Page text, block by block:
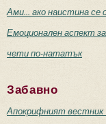
Ами... ако наистина се
Емоционален аспект
чети по-нататък
Забавно
Апокрифният вестник